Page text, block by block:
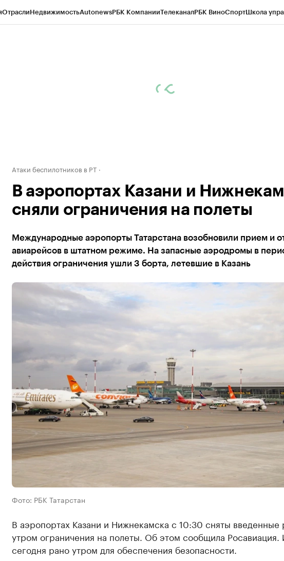
ОтраслиНедвижимостьAutonewsРБК КомпанииТелеканалРБК ВиноСпортШкола
Атаки беспилотников в РТ
В аэропортах Казани и
сняли ограничения на полеты
Международные аэропорты Татарстана возобновили прием и
авиарейсов в штатном режиме. На запасные аэродромы в
действия ограничения ушли 3 борта, летевшие в Казань
Фото: РБК Татарстан
В аэропортах Казани и Нижнекамска с 10:30 сняты введенные
утром ограничения на полеты. Об этом сообщила Росавиация.
сегодня рано утром для обеспечения безопасности.